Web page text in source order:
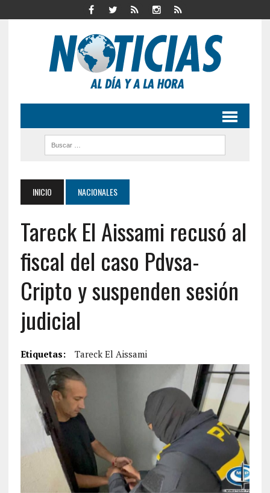
INICIO NACIONALES
Tareck El Aissami recusó al
fiscal del caso Pdvsa-
Cripto y suspenden sesión
judicial
Etiquetas: Tareck El Aissami